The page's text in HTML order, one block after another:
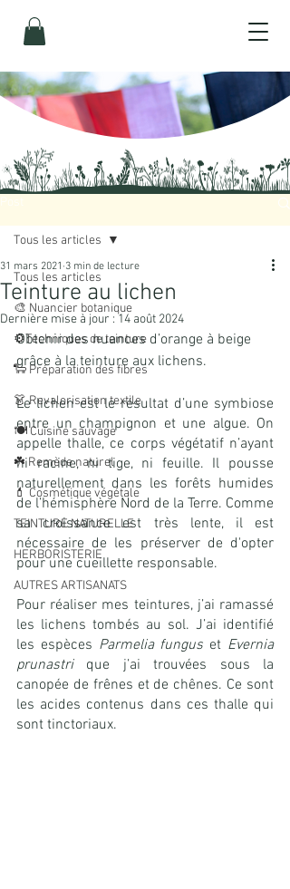
Tous les articles
🎨 Nuancier botanique
⚙️Techniques de teinture
🐑 Préparation des fibres
👗 Revalorisation textile
🍽️ Cuisine sauvage
☘️ Remède naturel
💄 Cosmétique végétale
TEINTURE NATURELLE
HERBORISTERIE
AUTRES ARTISANATS
Tous les articles
Teinture au lichen
31 mars 2021 3 min de lecture
Dernière mise à jour : 14 août 2024
Obtenir des nuances d’orange à beige
grâce à la teinture aux lichens.
Le lichen est le résultat d’une symbiose
entre un champignon et une algue. On
appelle thalle, ce corps végétatif n’ayant
ni racine, ni tige, ni feuille. Il pousse
naturellement dans les forêts humides
de l’hémisphère Nord de la Terre. Comme
sa croissance est très lente, il est
nécessaire de les préserver de d'opter
pour une cueillette responsable.
Pour réaliser mes teintures, j’ai ramassé
les lichens tombés au sol. J’ai identifié
les espèces Parmelia fungus et Evernia
prunastri que j’ai trouvées sous la
canopée de frênes et de chênes. Ce sont
les acides contenus dans ces thalle qui
sont tinctoriaux.